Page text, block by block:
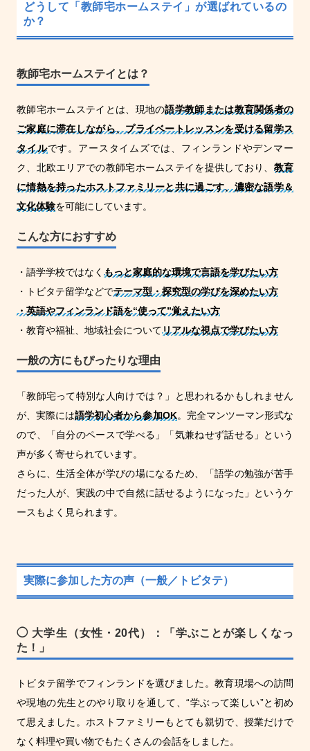
どうして「教師宅ホームステイ」が選ばれているの
か？
教師宅ホームステイとは？
教師宅ホームステイとは、現地の語学教師または教育関係者の
ご家庭に滞在しながら、プライベートレッスンを受ける留学ス
タイルです。アースタイムズでは、フィンランドやデンマー
ク、北欧エリアでの教師宅ホームステイを提供しており、 教育
に情熱を持ったホストファミリーと共に過ごす、濃密な語学＆
文化体験を可能にしています。
こんな方におすすめ
・語学学校ではなく もっと家庭的な環境で言語を学びたい方
・トビタテ留学などでテーマ型・探究型の学びを深めたい方
・英語やフィンランド語を“使って”覚えたい方
・教育や福祉、地域社会についてリアルな視点で学びたい方
一般の方にもぴったりな理由
「教師宅って特別な人向けでは？」と思われるかもしれません
が、実際には語学初心者から参加OK。完全マンツーマン形式な
ので、「自分のペースで学べる」「気兼ねせず話せる」という
声が多く寄せられています。
さらに、生活全体が学びの場になるため、「語学の勉強が苦手
だった人が、実践の中で自然に話せるようになった」というケ
ースもよく見られます。
実際に参加した方の声（一般／トビタテ）
◯ 大学生（女性・20代）：「学ぶことが楽しくなっ
た！」
トビタテ留学でフィンランドを選びました。教育現場への訪問
や現地の先生とのやり取りを通して、“学ぶって楽しい”と初め
て思えました。ホストファミリーもとても親切で、授業だけで
なく料理や買い物でもたくさんの会話をしました。